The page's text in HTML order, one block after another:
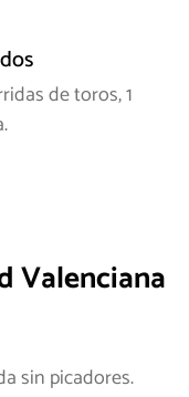
de toros, 1
Valenciana
sin picadores.